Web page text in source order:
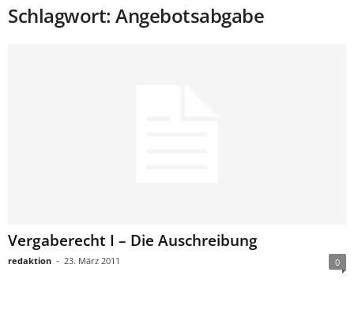
Schlagwort: Angebotsabgabe
Vergaberecht I – Die Auschreibung
redaktion - 23. März 2011 0